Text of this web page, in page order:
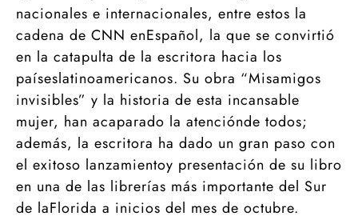
nacionales e internacionales, entre estos la
cadena de CNN enEspañol, la que se convirtió
en la catapulta de la escritora hacia los
paíseslatinoamericanos. Su obra “Misamigos
invisibles” y la historia de esta incansable
mujer, han acaparado la atenciónde todos;
además, la escritora ha dado un gran paso con
el exitoso lanzamientoy presentación de su libro
en una de las librerías más importante del Sur
de laFlorida a inicios del mes de octubre.